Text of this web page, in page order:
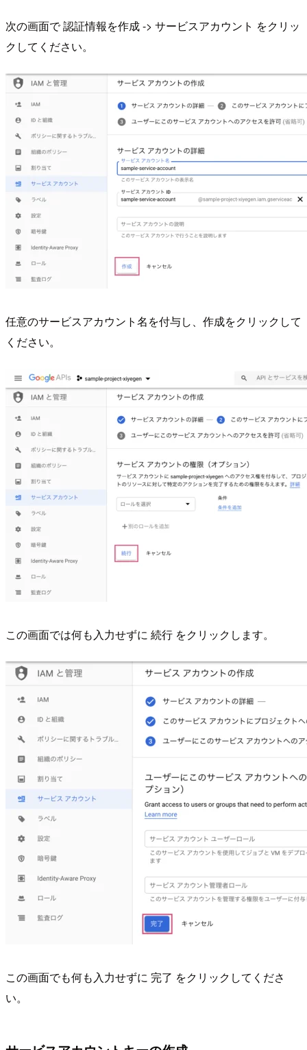
次の画面で 認証情報を作成 -> サービスアカウント をクリッ
クしてください。
任意のサービスアカウント名を付与し、作成をクリックして
ください。
この画面では何も入力せずに 続行 をクリックします。
この画面でも何も入力せずに 完了 をクリックしてくださ
い。